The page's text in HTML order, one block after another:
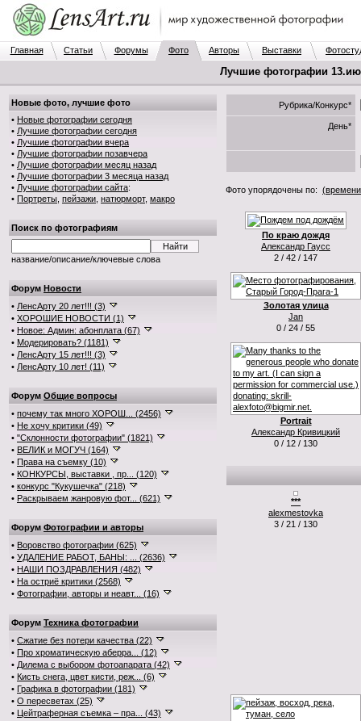
Главная Статьи Форумы Фото Авторы Выставки
Лучшие фотографии
Новые фото, лучшие фото
• Новые фотографии сегодня
• Лучшие фотографии сегодня
• Лучшие фотографии вчера
• Лучшие фотографии позавчера
• Лучшие фотографии месяц назад
• Лучшие фотографии 3 месяца назад
• Лучшие фотографии сайта:
• Портреты пейзажи натюрморт, макро
Поиск по фотографиям
название/описание/ключевые слова
Форум Новости
• ЛенсАрту 20 лет!!! (3)
• ХОРОШИЕ НОВОСТИ (1)
• Новое: Админ: абонплата (67)
• Модерировать? (1181)
• ЛенсАрту 15 лет!!! (3)
• ЛенсАрту 10 лет! (11)
Форум Общие вопросы
• почему так много ХОРОШ... (2456)
• Не хочу критики (49)
• "Склонности фотографии" (1821)
• ВЕЛИК и МОГУЧ (164)
• Права на съемку (10)
• КОНКУРСЫ, выставки , пр... (120)
• конкурс "Кукушечка" (218)
• Раскрываем жанровую фот... (621)
Форум Фотографии и авторы
• Воровство фотографии (625)
• УДАЛЕНИЕ РАБОТ, БАНЫ: ... (2636)
• НАШИ ПОЗДРАВЛЕНИЯ (482)
• На остриё критики (2568)
• Фотографии, авторы и неавт... (16)
Форум Техника фотографии
• Сжатие без потери качества (22)
• Про хроматическую аберра... (12)
• Дилема с выбором фотоапарата (42)
• Кисть снега, цвет кисти, реж... (6)
• Графика в фотографии (181)
• О пересветах (25)
• Цейтраферная съемка – пра... (43)
Рубрика/Конкурс*
День*
Фото упорядочены по: (времени
По краю дождя
Александр Гаусс
2 / 42 / 147
Золотая улица
Jan
0 / 24 / 55
Portrait
Александр Кривицкий
0 / 12 / 130
***
alexmestovka
3 / 21 / 130